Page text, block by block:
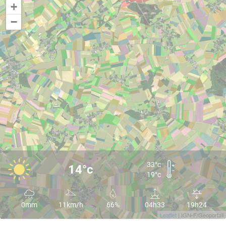
+
−
Leaflet | IGN-F/Geoportail
14°c
33°c
19°c
0mm 11km/h 66% 04h33 19h24